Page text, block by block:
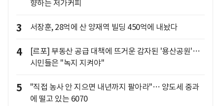
향하는 저가커피
3 서장훈, 28억에 산 양재역 빌딩 450억에 내놨다
4
[르포] 부동산 공급 대책에 뜨거운 감자된 '용산공원'…
시민들은 "녹지 지켜야"
5
"직접 농사 안 지으면 내년까지 팔아라"… 양도세 중과
에 떨고 있는 6070